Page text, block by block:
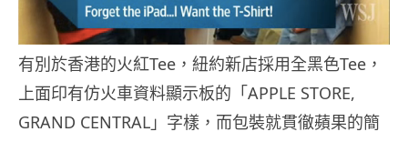
有別於香港的火紅Tee，紐約新店採用全黑色Tee，
上面印有仿火車資料顯示板的「APPLE STORE,
GRAND CENTRAL」字樣，而包裝就貫徹蘋果的簡